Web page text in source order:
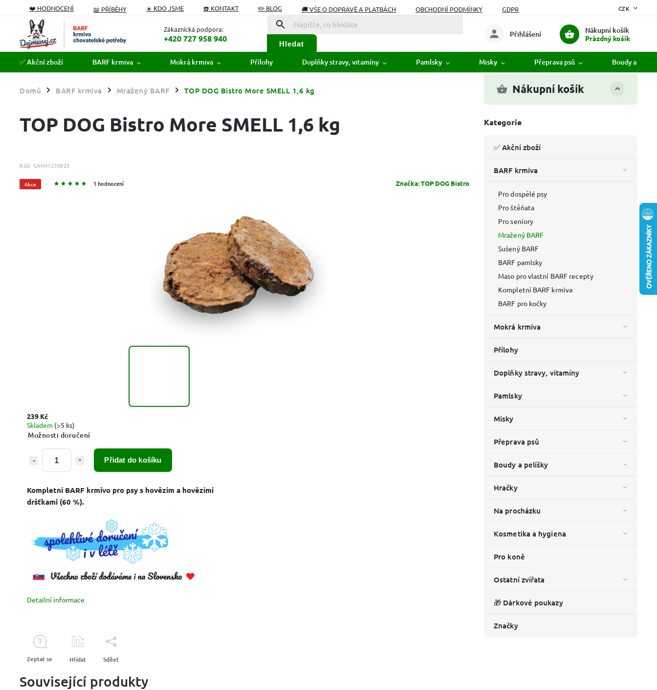
❤️ HODNOCENÍ 📖 PŘÍBĚHY ☀️ KDO JSME ☎️ KONTAKT ✏️ BLOG 🚚 VŠE O DOPRAVĚ A PLATBÁCH OBCHODNÍ PODMÍNKY
GDPR
PODÁVÁME POMOCNOU TLAPKU
SLOVNÍK POJMŮ
CZK
Zákaznická podpora:
+420 727 958 940
Hledat
Nákupní košík
Prázdný košík
Přihlášení
✅ Akční zboží BARF krmiva Mokrá krmiva Přílohy Doplňky stravy, vitamíny Pamlsky Misky Přeprava psů Boudy a
Domů / BARF krmiva / Mražený BARF / TOP DOG Bistro More SMELL 1,6 kg Nákupní košík
Kategorie
✅ Akční zboží
BARF krmiva
Pro dospělé psy
Pro štěňata
Pro seniory
Mražený BARF
Sušený BARF
BARF pamlsky
Maso pro vlastní BARF recepty
Kompletní BARF krmiva
BARF pro kočky
Mokrá krmiva
Přílohy
Doplňky stravy, vitamíny
Pamlsky
Misky
Přeprava psů
Boudy a pelíšky
Hračky
Na procházku
Kosmetika a hygiena
Pro koně
Ostatní zvířata
🎁 Dárkové poukazy
Značky
TOP DOG Bistro More SMELL 1,6 kg
Kód: GAMM230823
Akce 1 hodnocení Značka:TOP DOG Bistro
239 Kč
Skladem (>5 ks)
Možnosti doručení
Přidat do košíku
Kompletní BARF krmivo pro psy s hovězím a hovězími
dršťkami (60 %).
Detailní informace
Zeptat se Hlídat Sdílet
Související produkty